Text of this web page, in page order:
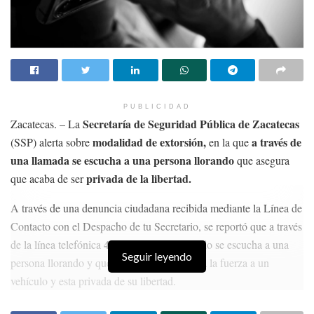
PUBLICIDAD
Zacatecas. – La Secretaría de Seguridad Pública de Zacatecas
(SSP) alerta sobremodalidad de extorsión,en la quea través de
una llamada se escucha a una persona llorandoque asegura
que acaba de serprivada de la libertad.
A través de una denuncia ciudadana recibida mediante la Línea de
Contacto con el Despacho de tu Secretario, se reportó que a través
de la línea telefónica 443 580 82 19,de fondo se escucha a una
persona llorando y que asegura la subieron a la fuerza a un
vehículo y esta privada de su libertad.
Seguir leyendo